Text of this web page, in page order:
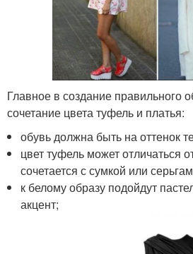
Главное в создание правильного
сочетание цвета туфель и платья:
обувь должна быть на оттенок
цвет туфель может отличаться
сочетается с сумкой или
к белому образу подойдут
акцент;